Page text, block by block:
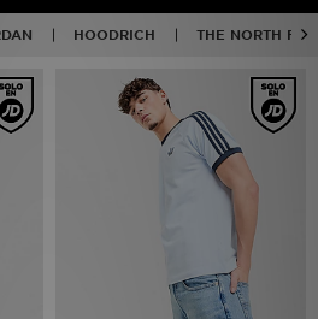
HOODRICH THE NORTH